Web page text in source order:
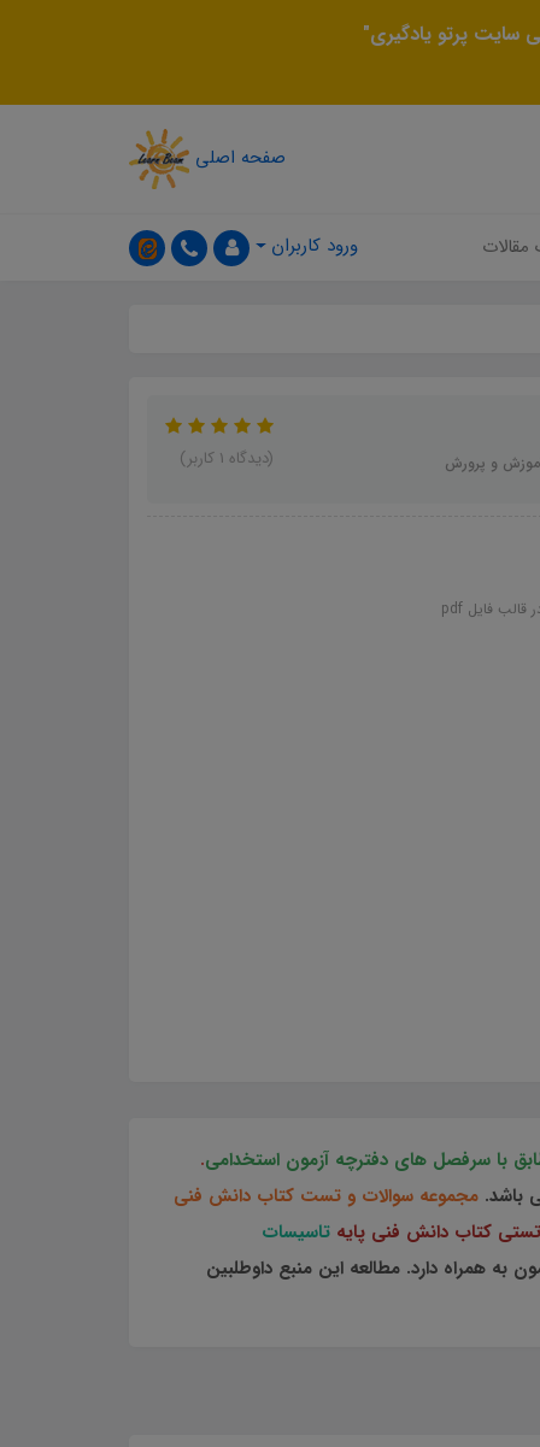
سایت پرتو یادگیری"
صفحه اصلی
مقالات ورود کاربران
و پرورش (دیدگاه 1 کاربر)
.
باشد. مجموعه سوالات و تست کتاب دانش فنی
کتاب دانش فنی پایه تاسیسات
همراه دارد. مطالعه این منبع داوطلبین